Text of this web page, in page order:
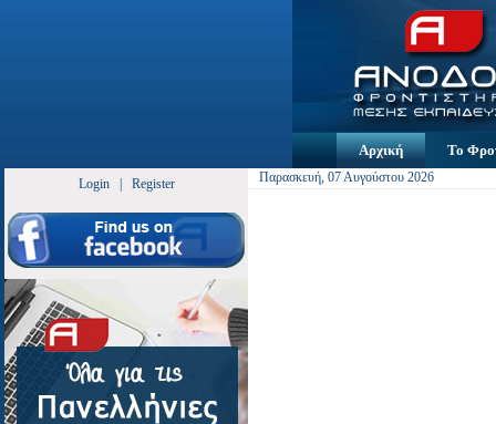
Αρχική Το
Login| Register Παρασκευή, 07 Αυγούστου 2026